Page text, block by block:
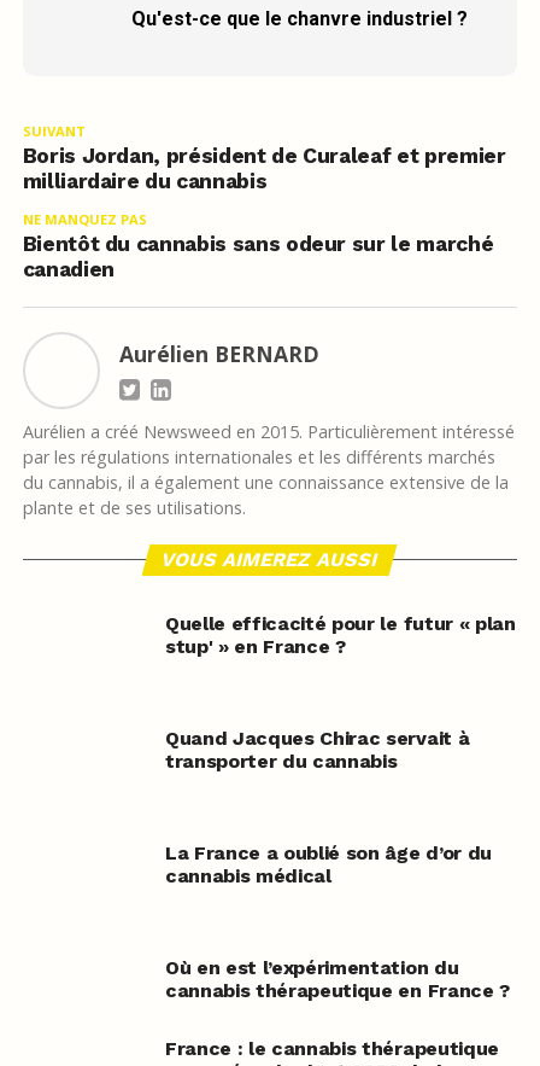
Qu'est-ce que le chanvre industriel ?
SUIVANT
Boris Jordan, président de Curaleaf et premier
milliardaire du cannabis
NE MANQUEZ PAS
Bientôt du cannabis sans odeur sur le marché
canadien
Aurélien BERNARD
Aurélien a créé Newsweed en 2015. Particulièrement intéressé
par les régulations internationales et les différents marchés
du cannabis, il a également une connaissance extensive de la
plante et de ses utilisations.
VOUS AIMEREZ AUSSI
Quelle efficacité pour le futur « plan
stup' » en France ?
Quand Jacques Chirac servait à
transporter du cannabis
La France a oublié son âge d’or du
cannabis médical
Où en est l’expérimentation du
cannabis thérapeutique en France ?
France : le cannabis thérapeutique